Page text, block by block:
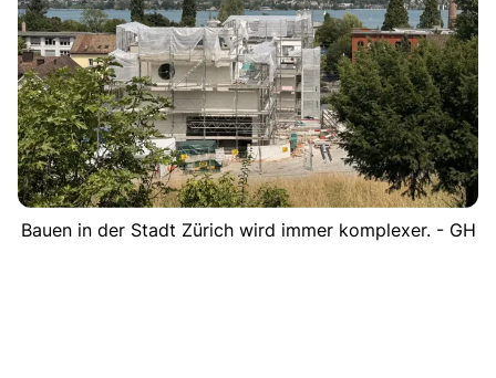
Bauen in der Stadt Zürich wird immer komplexer. - GH